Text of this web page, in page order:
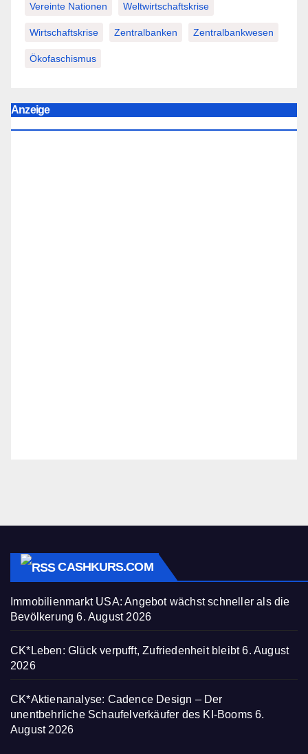
Vereinte Nationen Weltwirtschaftskrise
Wirtschaftskrise Zentralbanken Zentralbankwesen
Ökofaschismus
Anzeige
CASHKURS.COM
Immobilienmarkt USA: Angebot wächst schneller als die
Bevölkerung 6. August 2026
CK*Leben: Glück verpufft, Zufriedenheit bleibt 6. August
2026
CK*Aktienanalyse: Cadence Design – Der
unentbehrliche Schaufelverkäufer des KI-Booms 6.
August 2026